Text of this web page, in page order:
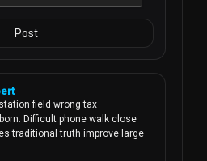
Post
field wrong tax
Difficult phone walk close
traditional truth improve large